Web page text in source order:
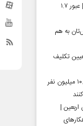
ثبت‌نام ۲.۵ میلیون زائر در سماح | عبور ۱.۷
به هم
تکلیف
آمار معلولیت در ایران | بیش از ۱۰.۵ میلیون نفر
|